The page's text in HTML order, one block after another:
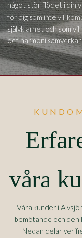
något stör flödet i din
för dig som inte vill
självklarhet och som
och harmoni
våra
Våra kunder i
bemötande och den
Nedan delar